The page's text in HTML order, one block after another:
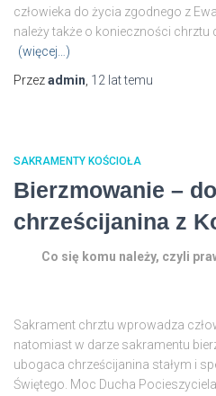
człowieka do życia zgodnego z
należy także o konieczności chrztu
(więcej…)
Przezadmin 12 lattemu
SAKRAMENTY KOŚCIOŁA
Bierzmowanie –
chrześcijanina z
Co się komu należy, czyli
Sakrament chrztu wprowadza
natomiast w darze sakramentu
ubogaca chrześcijanina stałym i
Świętego. Moc Ducha